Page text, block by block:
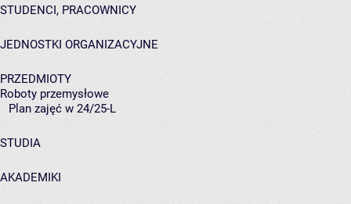
STUDENCI, PRACOWNICY
JEDNOSTKI ORGANIZACYJNE
PRZEDMIOTY
Roboty przemysłowe
Plan zajęć w 24/25-L
STUDIA
AKADEMIKI